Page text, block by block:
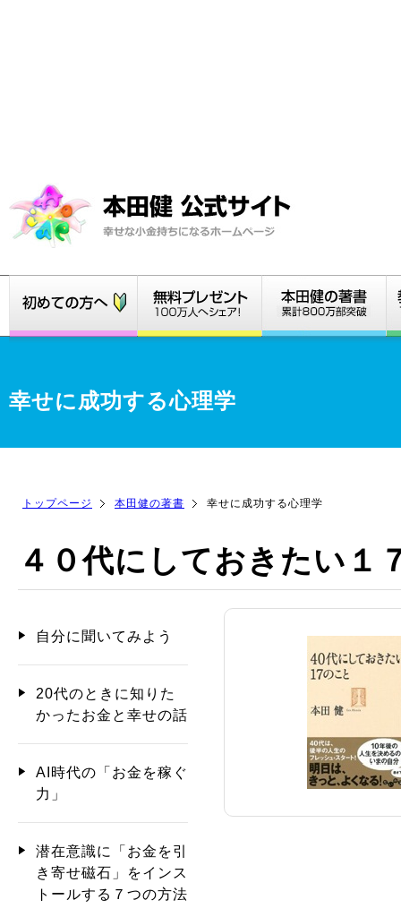
幸せに成功する心理学
トップページ 本田健の著書 幸せに成功する心理学
４０代にしておきたい１
自分に聞いてみよう
20代のときに知りた
かったお金と幸せの話
AI時代の「お金を稼ぐ
力」
潜在意識に「お金を引
き寄せ磁石」をインス
トールする７つの方法